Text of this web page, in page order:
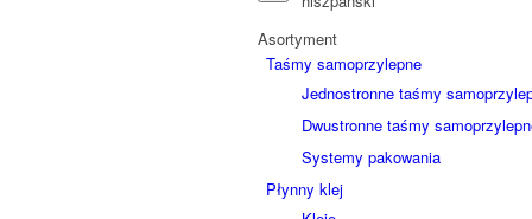
Asortyment
Taśmy samoprzylepne
Jednostronne taśmy
Dwustronne taśmy
Systemy pakowania
Płynny klej